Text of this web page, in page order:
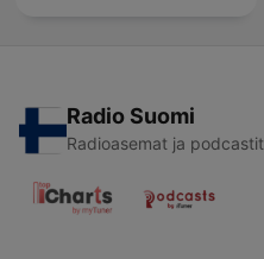
Radio Suomi
Radioasemat ja podcastit